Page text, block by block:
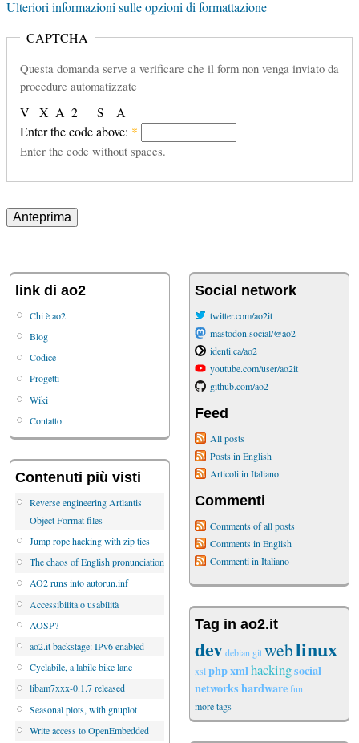
Ulteriori informazioni sulle opzioni di formattazione
CAPTCHA
Questa domanda serve a verificare che il form non venga inviato da
procedure automatizzate
A
S
X A 2
V
Enter the code above: *
Enter the code without spaces.
link di ao2
Chi è ao2
Blog
Codice
Progetti
Wiki
Contatto
Contenuti più visti
Reverse engineering Artlantis
Object Format files
Jump rope hacking with zip ties
The chaos of English pronunciation
AO2 runs into autorun.inf
Accessibilità o usabilità
AOSP?
ao2.it backstage: IPv6 enabled
Cyclabile, a labile bike lane
libam7xxx-0.1.7 released
Seasonal plots, with gnuplot
Write access to OpenEmbedded
Social network
twitter.com/ao2it
mastodon.social/@ao2
identi.ca/ao2
youtube.com/user/ao2it
github.com/ao2
Feed
All posts
Posts in English
Articoli in Italiano
Commenti
Comments of all posts
Comments in English
Commenti in Italiano
Tag in ao2.it
devdebian gitweblinux
xsl phpxmlhackingsocial
networkshardwarefun
more tags